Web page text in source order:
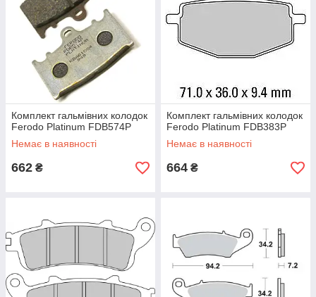
Комплект гальмівних колодок
Ferodo Platinum FDB574P
Немає в наявності
662 ₴
Комплект гальмівних колодок
Ferodo Platinum FDB383P
Немає в наявності
664 ₴